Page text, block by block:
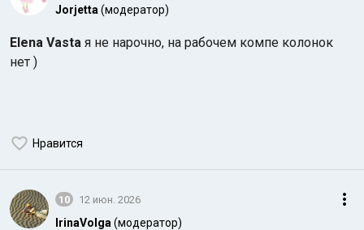
Jorjetta (модератор)
Elena Vasta я не нарочно, на рабочем компе колонок
нет )
Нравится
10 12 июн. 2026
IrinaVolga (модератор)